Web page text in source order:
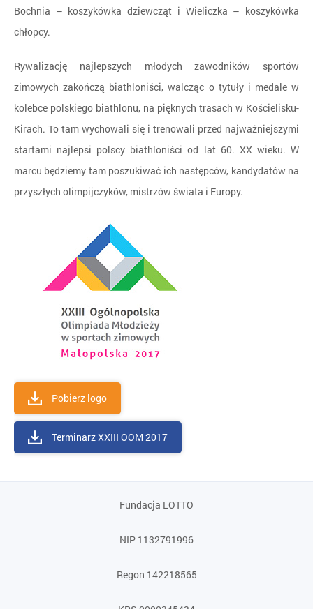
Bochnia – koszykówka dziewcząt i Wieliczka – koszykówka
chłopcy.
Rywalizację najlepszych młodych zawodników sportów
zimowych zakończą biathloniści, walcząc o tytuły i medale w
kolebce polskiego biathlonu, na pięknych trasach w Kościelisku-
Kirach. To tam wychowali się i trenowali przed najważniejszymi
startami najlepsi polscy biathloniści od lat 60. XX wieku. W
marcu będziemy tam poszukiwać ich następców, kandydatów na
przyszłych olimpijczyków, mistrzów świata i Europy.
Pobierz logo
Terminarz XXIII OOM 2017
Fundacja LOTTO
NIP 1132791996
Regon 142218565